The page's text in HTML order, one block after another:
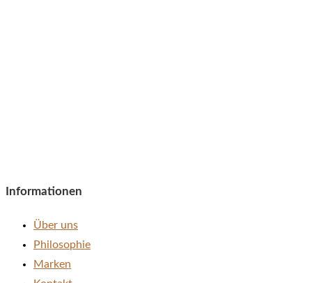
Informationen
Über uns
Philosophie
Marken